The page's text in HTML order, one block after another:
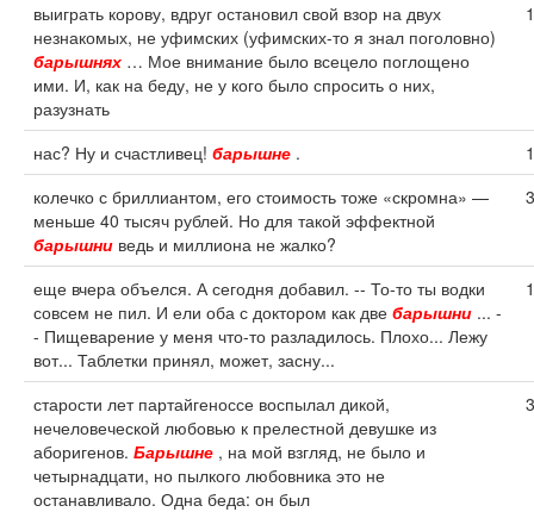
выиграть корову, вдруг остановил свой взор на двух
незнакомых, не уфимских (уфимских-то я знал поголовно)
барышнях … Мое внимание было всецело поглощено
ими. И, как на беду, не у кого было спросить о них,
разузнать
1
нас? Ну и счастливец! барышне .
1
колечко с бриллиантом, его стоимость тоже «скромна» —
меньше 40 тысяч рублей. Но для такой эффектной
барышни ведь и миллиона не жалко?
3
еще вчера объелся. А сегодня добавил. -- То-то ты водки
совсем не пил. И ели оба с доктором как две барышни ... -
- Пищеварение у меня что-то разладилось. Плохо... Лежу
вот... Таблетки принял, может, засну...
1
старости лет партайгеноссе воспылал дикой,
нечеловеческой любовью к прелестной девушке из
аборигенов. Барышне , на мой взгляд, не было и
четырнадцати, но пылкого любовника это не
останавливало. Одна беда: он был
3